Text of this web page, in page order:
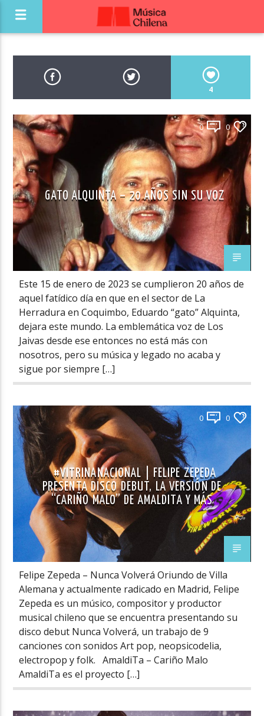
4
0 0
GATO ALQUINTA – 20 AÑOS SIN SU VOZ
Este 15 de enero de 2023 se cumplieron 20 años de
aquel fatídico día en que en el sector de La
Herradura en Coquimbo, Eduardo “gato” Alquinta,
dejara este mundo. La emblemática voz de Los
Jaivas desde ese entonces no está más con
nosotros, pero su música y legado no acaba y
sigue por siempre […]
0 0
#VITRINANACIONAL | FELIPE ZEPEDA
PRESENTA DISCO DEBUT, LA VERSIÓN DE
“CARIÑO MALO” DE AMALDITA Y MÁS
Felipe Zepeda – Nunca Volverá Oriundo de Villa
Alemana y actualmente radicado en Madrid, Felipe
Zepeda es un músico, compositor y productor
musical chileno que se encuentra presentando su
disco debut Nunca Volverá, un trabajo de 9
canciones con sonidos Art pop, neopsicodelia,
electropop y folk. AmaldiTa – Cariño Malo
AmaldiTa es el proyecto […]